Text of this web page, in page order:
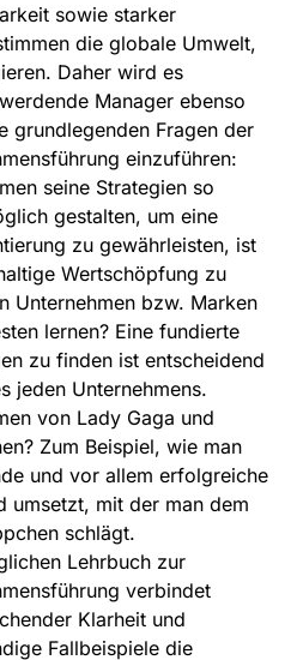
sowie starker
die globale Umwelt,
Daher wird es
Manager ebenso
grundlegenden Fragen der
einzuführen:
seine Strategien so
gestalten, um eine
zu gewährleisten, ist
Wertschöpfung zu
Unternehmen bzw. Marken
lernen? Eine fundierte
zu finden ist entscheidend
jeden Unternehmens.
von Lady Gaga und
Zum Beispiel, wie man
und vor allem erfolgreiche
umsetzt, mit der man dem
schlägt.
Lehrbuch zur
verbindet
Klarheit und
Fallbeispiele die